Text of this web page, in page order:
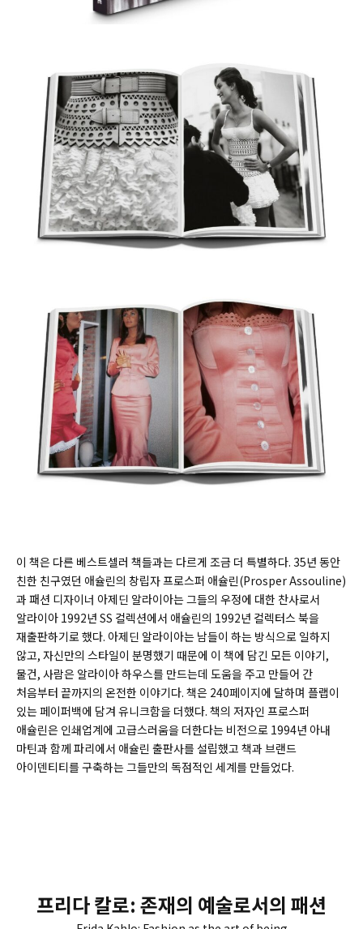
이 책은 다른 베스트셀러 책들과는 다르게 조금 더 특별하다. 35년 동안
친한 친구였던 애슐린의 창립자 프로스퍼 애슐린(Prosper Assouline)
과 패션 디자이너 아제딘 알라이아는 그들의 우정에 대한 찬사로서
알라이아 1992년 SS 컬렉션에서 애슐린의 1992년 컬렉터스 북을
재출판하기로 했다. 아제딘 알라이아는 남들이 하는 방식으로 일하지
않고, 자신만의 스타일이 분명했기 때문에 이 책에 담긴 모든 이야기,
물건, 사람은 알라이아 하우스를 만드는데 도움을 주고 만들어 간
처음부터 끝까지의 온전한 이야기다. 책은 240페이지에 달하며 플랩이
있는 페이퍼백에 담겨 유니크함을 더했다. 책의 저자인 프로스퍼
애슐린은 인쇄업계에 고급스러움을 더한다는 비전으로 1994년 아내
마틴과 함께 파리에서 애슐린 출판사를 설립했고 책과 브랜드
아이덴티티를 구축하는 그들만의 독점적인 세계를 만들었다.
프리다 칼로: 존재의 예술로서의 패션